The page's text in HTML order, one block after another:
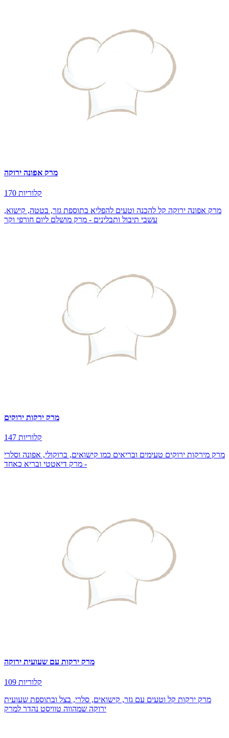
מרק אפונה ירוקה
170 קלוריות
מרק אפונה ירוקה קל להכנה וטעים להפליא בתוספת גזר, בטטה, קישוא,
עשבי תיבול ותבלינים - מרק מושלם ליום חורפי וקר
מרק ירקות ירוקים
147 קלוריות
מרק מירקות ירוקים טעימים ובריאים כמו קישואים, ברוקולי, אפונה וסלרי
- מרק דיאטטי ובריא כאחד
מרק ירקות עם שעועית ירוקה
109 קלוריות
מרק ירקות קל וטעים עם גזר, קישואים, סלרי, בצל ובתוספת שעועית
ירוקה שמהווה טוויסט נהדר למרק